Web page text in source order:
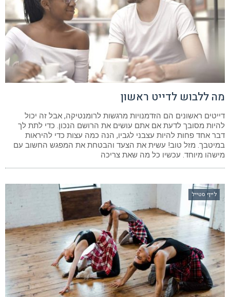
מה ללבוש לדייט ראשון
דייטים ראשונים הם הזדמנויות מרגשות לרומנטיקה, אבל זה יכול
להיות מסובך לדעת אם אתם עושים את הרושם הנכון. כדי לתת לך
דבר אחד פחות להיות עצבני לגביו, הנה כמה עצות כדי להיראות
במיטבך. מזל טוב! עשית את הצעד והבטחת את המפגש החשוב עם
מישהו מיוחד. עכשיו כל מה שאת צריכה
לייף סטייל